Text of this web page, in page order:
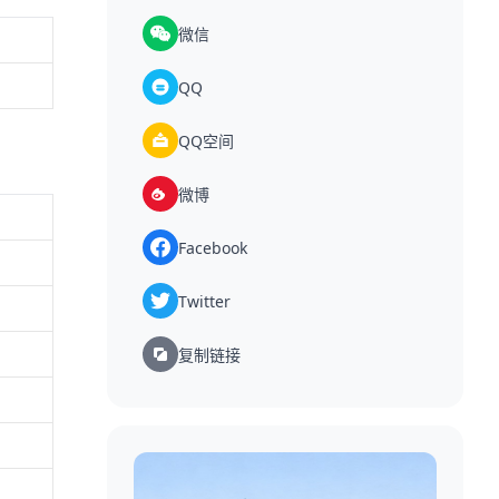
微信
QQ
QQ空间
微博
Facebook
Twitter
复制链接